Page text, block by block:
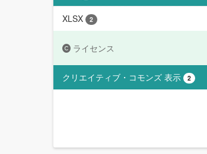
XLSX 2
ライセンス
クリエイティブ・コモンズ 表示 2